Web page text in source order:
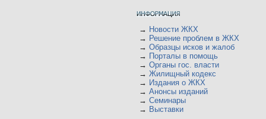
→ Новости ЖКХ
→ Решение проблем в ЖКХ
→ Образцы исков и жалоб
→ Порталы в помощь
→ Органы гос. власти
→ Жилищный кодекс
→ Издания о ЖКХ
→ Анонсы изданий
→ Семинары
→ Выставки